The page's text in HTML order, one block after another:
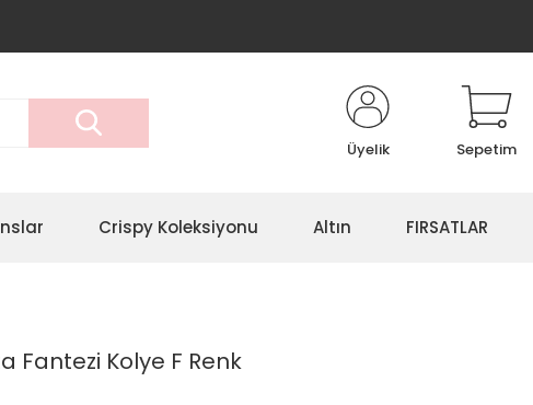
Üyelik Sepetim
Crispy Koleksiyonu Altın FIRSATLAR
Fantezi Kolye F Renk